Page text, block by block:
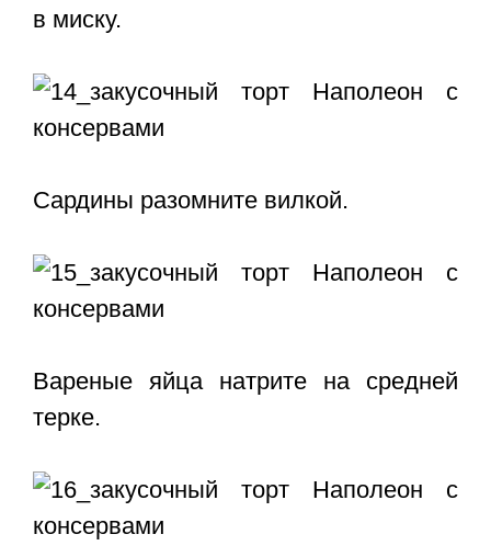
в миску.
Сардины разомните вилкой.
Вареные яйца натрите на средней
терке.